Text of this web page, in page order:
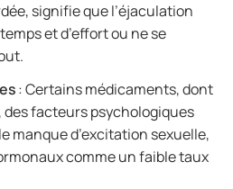
signifie que l’éjaculation
et d’effort ou ne se
: Certains médicaments, dont
facteurs psychologiques
manque d’excitation sexuelle,
comme un faible taux